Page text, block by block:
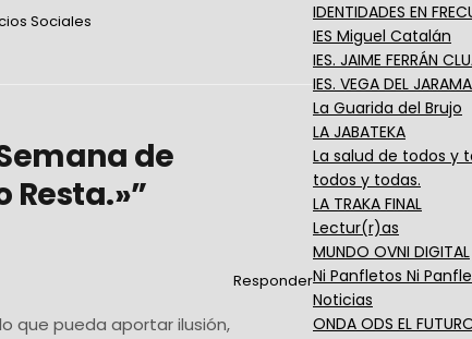
Sociales
de
Resta.»”
Responder
que pueda aportar ilusión,
IDENTIDADES EN
IES Miguel Catalán
IES. JAIME FERRÁN
IES. VEGA DEL JARAMA
La Guarida del Brujo
LA JABATEKA
La salud de todos y
todos y todas.
LA TRAKA FINAL
Lectur(r)as
MUNDO OVNI DIGITAL
Ni Panfletos Ni
Noticias
ONDA ODS EL